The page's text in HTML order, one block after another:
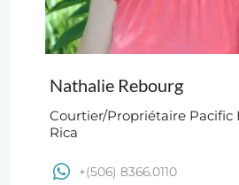
Nathalie Rebourg
Courtier/Propriétaire Pacific
Rica
+(506) 8366.0110